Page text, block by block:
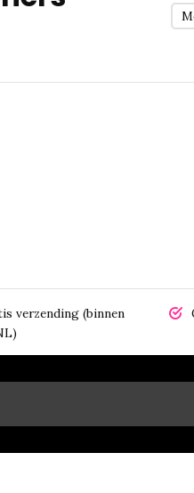
verzending (binnen